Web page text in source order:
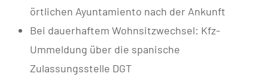
örtlichen Ayuntamiento nach der Ankunft
Bei dauerhaftem Wohnsitzwechsel: Kfz-
Ummeldung über die spanische
Zulassungsstelle DGT